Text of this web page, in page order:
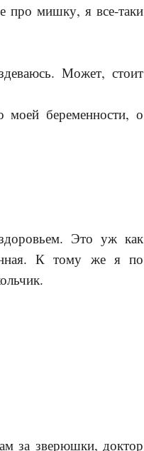
про мишку, я все-таки
Может, стоит
моей беременности, о
Это уж как
К тому же я по
за зверюшки, доктор